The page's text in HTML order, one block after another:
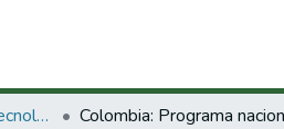
Políticas de Ciencia, Tecnología e Innovación